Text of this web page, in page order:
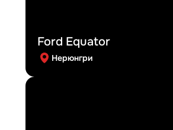
Ford Equator
Нерюнгри